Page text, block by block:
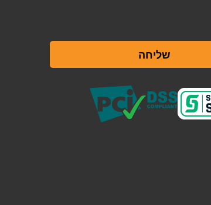
שליחה